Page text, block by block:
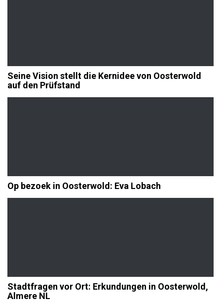
Seine Vision stellt die Kernidee von Oosterwold
auf den Prüfstand
Op bezoek in Oosterwold: Eva Lobach
Stadtfragen vor Ort: Erkundungen in Oosterwold,
Almere NL